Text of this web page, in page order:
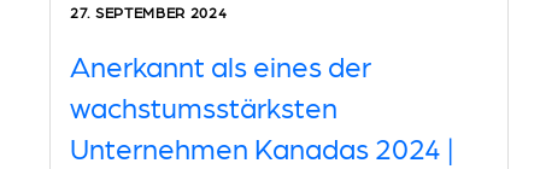
27. SEPTEMBER 2024
Anerkannt als eines der
wachstumsstärksten
Unternehmen Kanadas 2024 |